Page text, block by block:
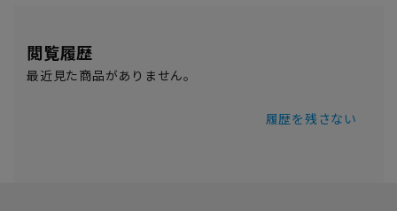
閲覧履歴
最近見た商品がありません。
履歴を残さない